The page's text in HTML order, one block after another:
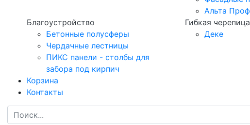
Альта
Благоустройство
Бетонные полусферы
Чердачные лестницы
ПИКС панели - столбы для
забора под кирпич
Гибкая черепица
Деке
Корзина
Контакты